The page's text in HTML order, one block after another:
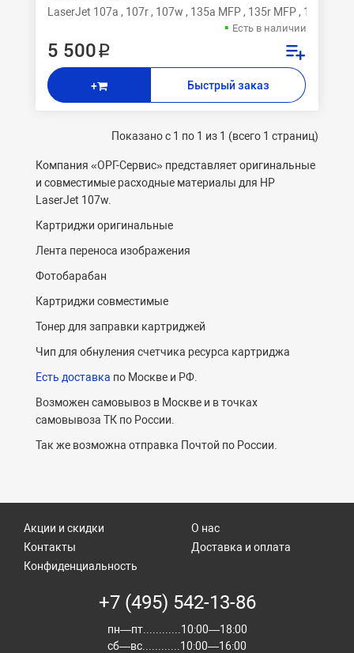
LaserJet 107a , 107r , 107w , 135a MFP , 135r MFP , 135w
Есть в наличии
5 500 ₽
+ Быстрый заказ
Показано с 1 по 1 из 1 (всего 1 страниц)
Компания «ОРГ-Cервис» представляет оригинальные
и совместимые расходные материалы для HP
LaserJet 107w.
Картриджи оригинальные
Лента переноса изображения
Фотобарабан
Картриджи совместимые
Тонер для заправки картриджей
Чип для обнуления счетчика ресурса картриджа
Есть доставка по Москве и РФ.
Возможен самовывоз в Москве и в точках
самовывоза ТК по России.
Так же возможна отправка Почтой по России.
Акции и скидки
Контакты
О нас
Доставка и оплата
Конфиденциальность
+7 (495) 542-13-86
пн—пт............10:00—18:00
сб—вс............10:00—16:00